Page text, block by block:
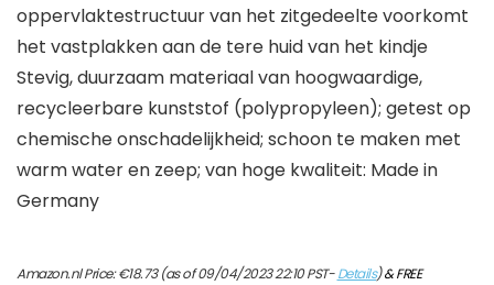
oppervlaktestructuur van het zitgedeelte voorkomt
het vastplakken aan de tere huid van het kindje
Stevig, duurzaam materiaal van hoogwaardige,
recycleerbare kunststof (polypropyleen); getest op
chemische onschadelijkheid; schoon te maken met
warm water en zeep; van hoge kwaliteit: Made in
Germany
Amazon.nl Price:€18.73(as of 09/04/2023 22:10 PST-Details)&FREE